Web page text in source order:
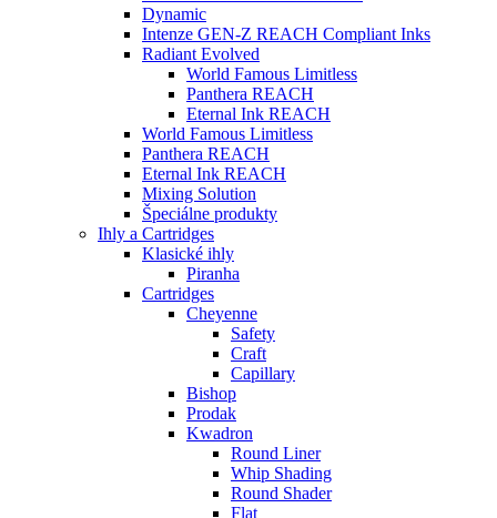
Dynamic
Intenze GEN-Z REACH Compliant Inks
Radiant Evolved
World Famous Limitless
Panthera REACH
Eternal Ink REACH
World Famous Limitless
Panthera REACH
Eternal Ink REACH
Mixing Solution
Špeciálne produkty
Ihly a Cartridges
Klasické ihly
Piranha
Cartridges
Cheyenne
Safety
Craft
Capillary
Bishop
Prodak
Kwadron
Round Liner
Whip Shading
Round Shader
Flat